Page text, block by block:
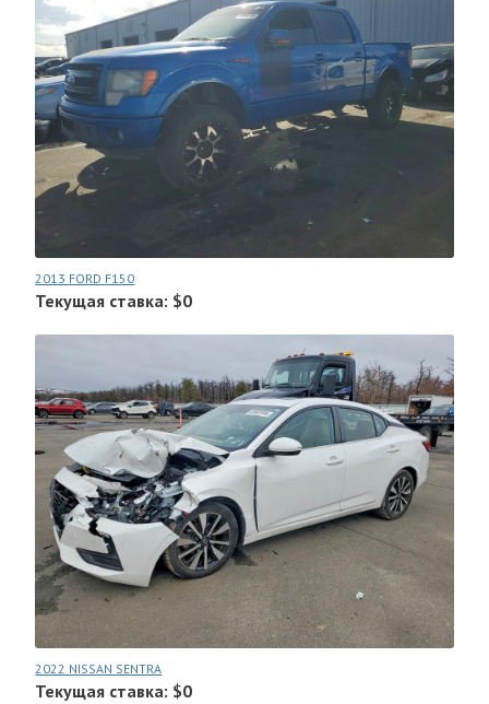
2013 FORD F150
Текущая ставка: $0
2022 NISSAN SENTRA
Текущая ставка: $0